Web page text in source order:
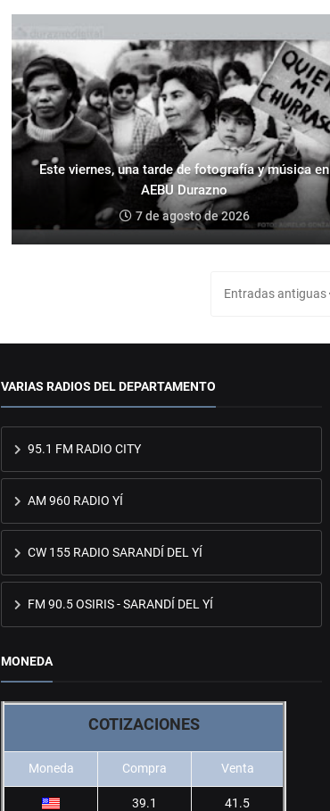
Este viernes, una tarde de fotografía y música en
AEBU Durazno
7 de agosto de 2026
Entradas antiguas
VARIAS RADIOS DEL DEPARTAMENTO
95.1 FM RADIO CITY
AM 960 RADIO YÍ
CW 155 RADIO SARANDÍ DEL YÍ
FM 90.5 OSIRIS - SARANDÍ DEL YÍ
MONEDA
COTIZACIONES
Moneda Compra Venta
39.1 41.5